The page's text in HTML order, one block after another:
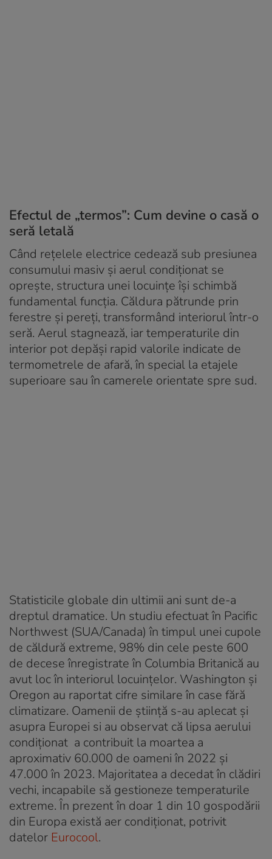
Efectul de „termos”: Cum devine o casă o
seră letală
Când rețelele electrice cedează sub presiunea
consumului masiv și aerul condiționat se
oprește, structura unei locuințe își schimbă
fundamental funcția. Căldura pătrunde prin
ferestre și pereți, transformând interiorul într-o
seră. Aerul stagnează, iar temperaturile din
interior pot depăși rapid valorile indicate de
termometrele de afară, în special la etajele
superioare sau în camerele orientate spre sud.
Statisticile globale din ultimii ani sunt de-a
dreptul dramatice. Un studiu efectuat în Pacific
Northwest (SUA/Canada) în timpul unei cupole
de căldură extreme, 98% din cele peste 600
de decese înregistrate în Columbia Britanică au
avut locîn interiorul locuințelor. Washington și
Oregon au raportat cifre similare în case fără
climatizare. Oamenii de știință s-au aplecat și
asupra Europei si au observat că lipsa aerului
condiționat a contribuit la moartea a
aproximativ 60.000 de oameni în 2022 și
47.000 în 2023. Majoritatea a decedat în clădiri
vechi, incapabile să gestioneze temperaturile
extreme. În prezent în doar 1 din 10 gospodării
din Europa există aer condiționat, potrivit
datelor Eurocool.